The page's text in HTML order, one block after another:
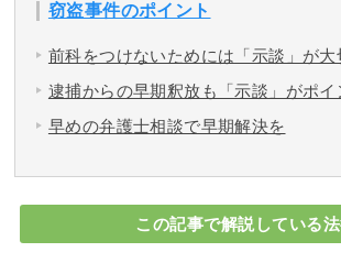
窃盗事件のポイント
前科をつけないためには「示談」が大
逮捕からの早期釈放も「示談」がポイ
早めの弁護士相談で早期解決を
この記事で解説している